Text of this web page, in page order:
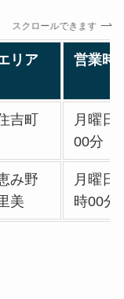
スクロールできます
リア 営業時
吉町
月曜日
00分
み野
美
月曜日
時00分